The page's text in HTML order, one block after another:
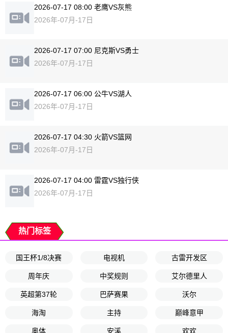
2026-07-17 08:00 老鹰VS灰熊
2026年-07月-17日
2026-07-17 07:00 尼克斯VS勇士
2026年-07月-17日
2026-07-17 06:00 公牛VS湖人
2026年-07月-17日
2026-07-17 04:30 火箭VS篮网
2026年-07月-17日
2026-07-17 04:00 雷霆VS独行侠
2026年-07月-17日
热门标签
国王杯1/8决赛 电视机 古雷开发区
周年庆 中奖规则 艾尔德里人
英超第37轮 巴萨赛果 沃尔
海淘 主持 巅峰意甲
奥体 安溪 欢欢